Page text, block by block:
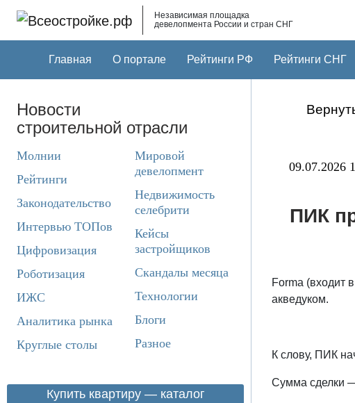
Независимая площадка
девелопмента России и стран СНГ
Главная О портале Рейтинги РФ Рейтинги СНГ
Новости
строительной отрасли
Молнии
Рейтинги
Законодательство
Интервью ТОПов
Цифровизация
Роботизация
ИЖС
Аналитика рынка
Круглые столы
Мировой
девелопмент
Недвижимость
селебрити
Кейсы
застройщиков
Скандалы месяца
Технологии
Блоги
Разное
Купить квартиру — каталог
09.07.2026
ПИК
Forma (входит
акведуком.
К слову, ПИК
Сумма сделки